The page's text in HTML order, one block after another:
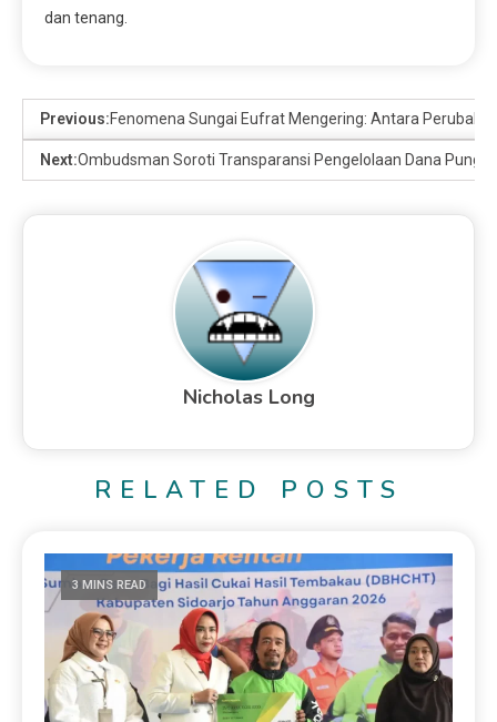
dan tenang.
Previous:Fenomena Sungai Eufrat Mengering: Antara
Next:Ombudsman Soroti Transparansi Pengelolaan Dana
Nicholas Long
RELATED POSTS
3 MINS READ